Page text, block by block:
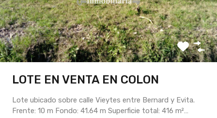
LOTE EN VENTA EN COLON
Lote ubicado sobre calle Vieytes entre Bernard y Evita.
Frente: 10 m Fondo: 41.64 m Superficie total: 416 m²…